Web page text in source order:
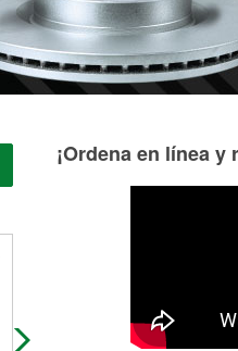
Great service at this location
¡Ordena en línea